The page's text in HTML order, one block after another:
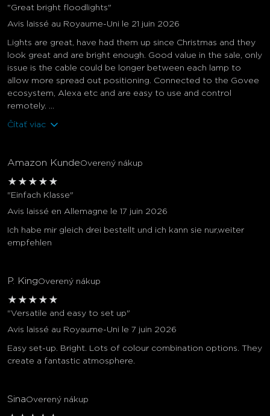
"Great bright floodlights"
Avis laissé au Royaume-Uni le 21 juin 2026
Lights are great, have had them up since Christmas and they
look great and are bright enough. Good value in the sale, only
issue is the cable could be longer between each lamp to
allow more spread out positioning. Connected to the Govee
ecosystem, Alexa etc and are easy to use and control
remotely. ...
Čítať viac
Amazon KundeOverený nákup
★ ★ ★ ★ ★
"Einfach Klasse"
Avis laissé en Allemagne le 17 juin 2026
Ich habe mir gleich drei bestellt und ich kann sie nur,weiter
empfehlen
P. KingOverený nákup
★ ★ ★ ★ ★
"Versatile and easy to set up"
Avis laissé au Royaume-Uni le 7 juin 2026
Easy set-up. Bright. Lots of colour combination options. They
create a fantastic atmosphere.
SinaOverený nákup